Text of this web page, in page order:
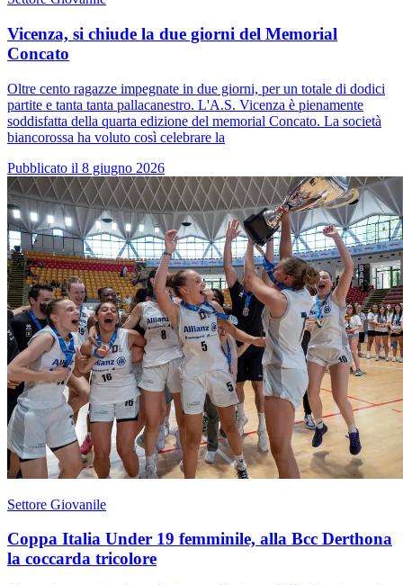
Vicenza, si chiude la due giorni del Memorial
Concato
Oltre cento ragazze impegnate in due giorni, per un totale di dodici
partite e tanta tanta pallacanestro. L'A.S. Vicenza è pienamente
soddisfatta della quarta edizione del memorial Concato. La società
biancorossa ha voluto così celebrare la
Pubblicato il 8 giugno 2026
Settore Giovanile
Coppa Italia Under 19 femminile, alla Bcc Derthona
la coccarda tricolore